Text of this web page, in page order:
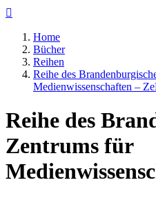

Home
Bücher
Reihen
Reihe des
Medienwissenschaften –
Reihe des
Zentrums für